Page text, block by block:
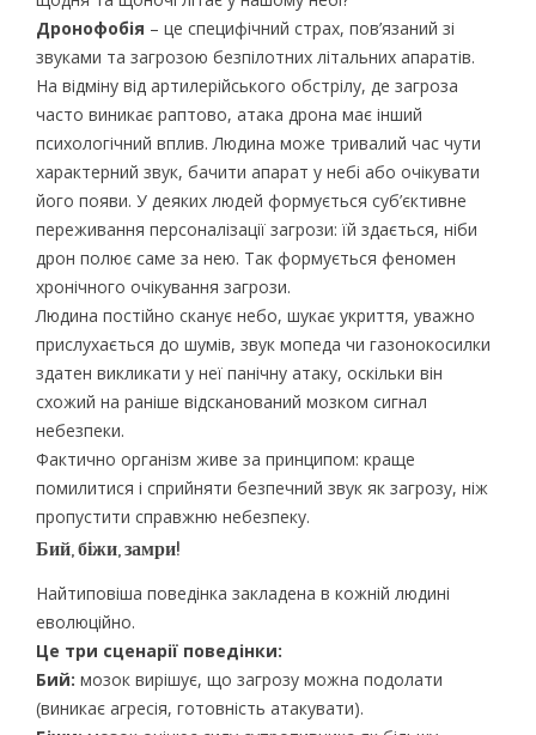
Дронофобія – це специфічний страх, пов’язаний зі
звуками та загрозою безпілотних літальних апаратів.
На відміну від артилерійського обстрілу, де загроза
часто виникає раптово, атака дрона має інший
психологічний вплив. Людина може тривалий час чути
характерний звук, бачити апарат у небі або очікувати
його появи. У деяких людей формується суб’єктивне
переживання персоналізації загрози: їй здається, ніби
дрон полює саме за нею. Так формується феномен
хронічного очікування загрози.
Людина постійно сканує небо, шукає укриття, уважно
прислухається до шумів, звук мопеда чи газонокосилки
здатен викликати у неї панічну атаку, оскільки він
схожий на раніше відсканований мозком сигнал
небезпеки.
Фактично організм живе за принципом: краще
помилитися і сприйняти безпечний звук як загрозу, ніж
пропустити справжню небезпеку.
Бий, біжи, замри!
Найтиповіша поведінка закладена в кожній людині
еволюційно.
Це три сценарії поведінки:
Бий: мозок вирішує, що загрозу можна подолати
(виникає агресія, готовність атакувати).